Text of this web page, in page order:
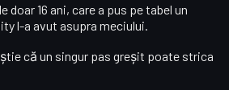
doar 16 ani, care a pus pe tabel un
l-a avut asupra meciului.
că un singur pas greșit poate strica